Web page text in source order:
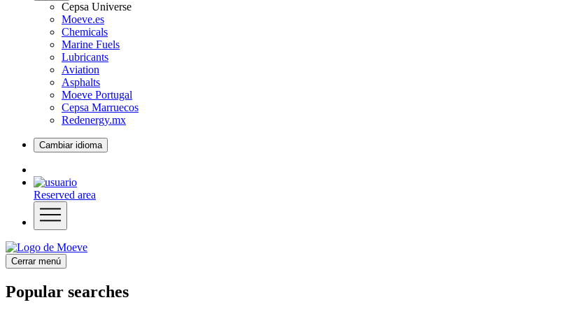
Cepsa Universe
Moeve.es
Chemicals
Marine Fuels
Lubricants
Aviation
Asphalts
Moeve Portugal
Cepsa Marruecos
Redenergy.mx
Cambiar idioma
Reserved area
Cerrar menú
Popular searches